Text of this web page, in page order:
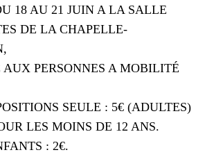
18 AU 21 JUIN A LA SALLE
DE LA CHAPELLE-
AUX PERSONNES A MOBILITÉ
SEULE : 5€ (ADULTES)
LES MOINS DE 12 ANS.
: 2€.